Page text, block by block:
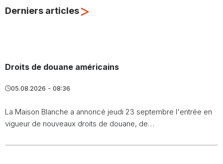
Derniers articles>
Droits de douane américains
05.08.2026 - 08:36
La Maison Blanche a annoncé jeudi 23 septembre l'entrée en
vigueur de nouveaux droits de douane, de…